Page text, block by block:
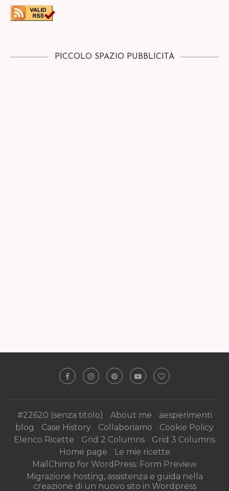
PICCOLO SPAZIO PUBBLICITÀ
#22620 (senza titolo) About me
aesperimenti
blog
Case History Collaboriamo
Cookie Policy
Elenco Ricette
Grid 2 Columns
Grid 3 Columns
Home page
Le mie ricette
MailChimp for WordPress: Form Preview
Migrazione hosting, assistenza e guida nella
creazione di un nuovo sito in Wordpress